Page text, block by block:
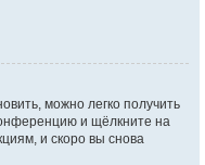
можно легко получить
и щёлкните на
и скоро вы снова